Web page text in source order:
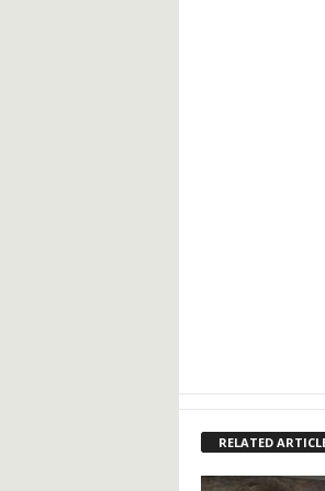
RELATED